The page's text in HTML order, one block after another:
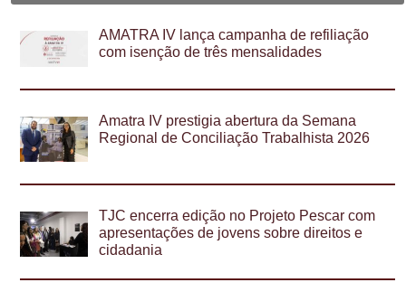
AMATRA IV lança campanha de refiliação
com isenção de três mensalidades
Amatra IV prestigia abertura da Semana
Regional de Conciliação Trabalhista 2026
TJC encerra edição no Projeto Pescar com
apresentações de jovens sobre direitos e
cidadania